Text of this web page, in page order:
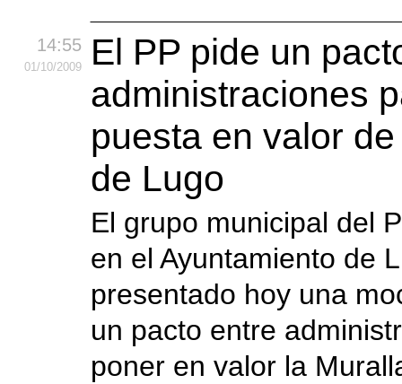
14:55
01/10/2009
El PP pide un
administraciones
puesta en valor
de Lugo
El grupo municipal del
en el Ayuntamiento de
presentado hoy una
un pacto entre
poner en valor la